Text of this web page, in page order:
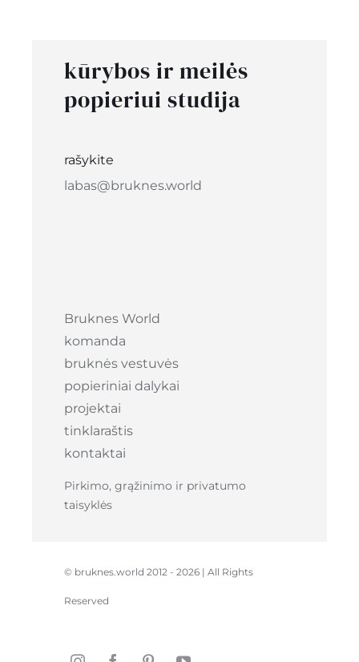
kūrybos ir meilės
popieriui studija
rašykite
labas@bruknes.world
Bruknes World
komanda
bruknės vestuvės
popieriniai dalykai
projektai
tinklaraštis
kontaktai
Pirkimo, grąžinimo ir privatumo
taisyklės
© bruknes.world 2012 - 2026 | All Rights
Reserved